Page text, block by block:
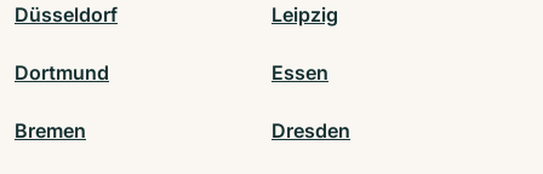
Düsseldorf Leipzig
Dortmund Essen
Bremen Dresden